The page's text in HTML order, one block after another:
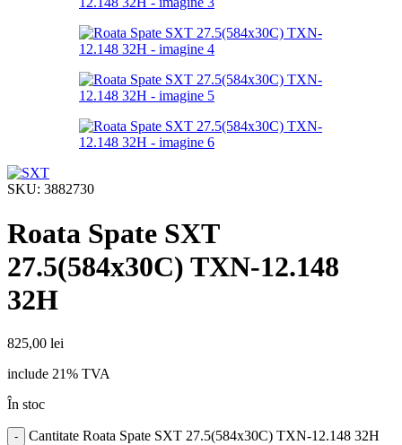
SKU: 3882730
Roata Spate SXT
27.5(584x30C) TXN-12.148
32H
825,00 lei
include 21% TVA
În stoc
Cantitate Roata Spate SXT 27.5(584x30C) TXN-12.148 32H